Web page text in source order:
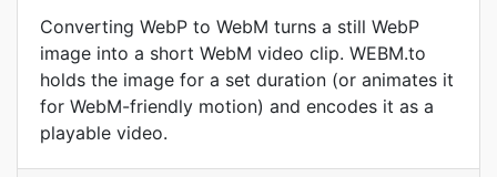
Converting WebP to WebM turns a still WebP
image into a short WebM video clip. WEBM.to
holds the image for a set duration (or animates it
for WebM-friendly motion) and encodes it as a
playable video.